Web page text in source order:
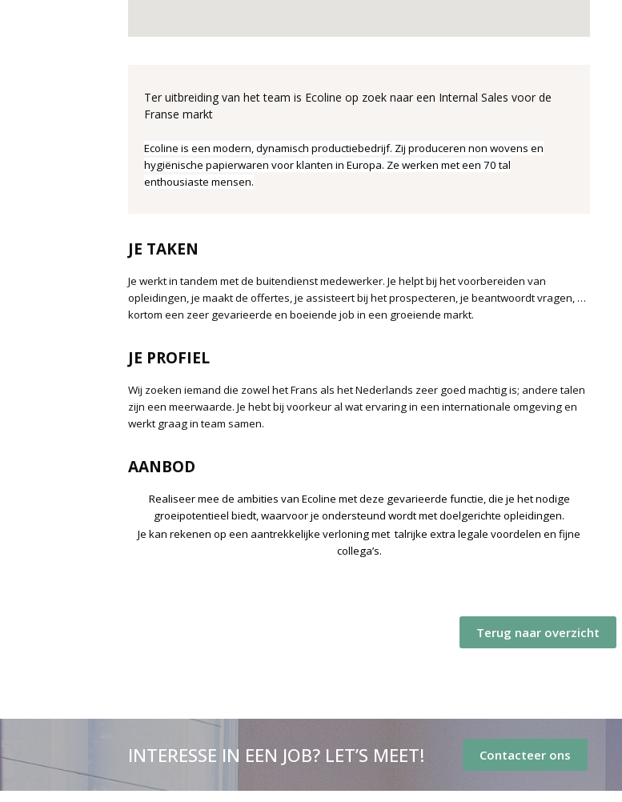
Ter uitbreiding van het team is Ecoline op zoek naar een Internal Sales voor de
Franse markt
Ecoline is een modern, dynamisch productiebedrijf. Zij produceren non wovens en
hygiënische papierwaren voor klanten in Europa. Ze werken met een 70 tal
enthousiaste mensen.
JE TAKEN
Je werkt in tandem met de buitendienst medewerker. Je helpt bij het voorbereiden van
opleidingen, je maakt de offertes, je assisteert bij het prospecteren, je beantwoordt vragen, …
kortom een zeer gevarieerde en boeiende job in een groeiende markt.
JE PROFIEL
Wij zoeken iemand die zowel het Frans als het Nederlands zeer goed machtig is; andere talen
zijn een meerwaarde. Je hebt bij voorkeur al wat ervaring in een internationale omgeving en
werkt graag in team samen.
AANBOD
Realiseer mee de ambities van Ecoline met deze gevarieerde functie, die je het nodige
groeipotentieel biedt, waarvoor je ondersteund wordt met doelgerichte opleidingen.
Je kan rekenen op een aantrekkelijke verloning met talrijke extra legale voordelen en fijne
collega’s.
Terug naar overzicht
INTERESSE IN EEN JOB? LET’S MEET! Contacteer ons